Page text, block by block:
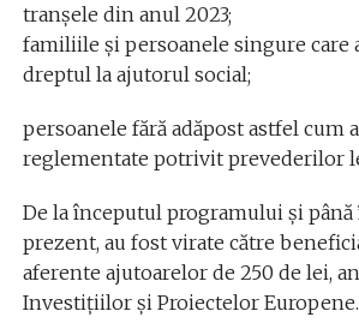
tranșele din anul 2023;
familiile și persoanele singure care
dreptul la ajutorul social;
persoanele fără adăpost astfel cum
reglementate potrivit prevederilor
De la începutul programului și până
prezent, au fost virate către
aferente ajutoarelor de 250 de lei,
Investițiilor și Proiectelor Europene.